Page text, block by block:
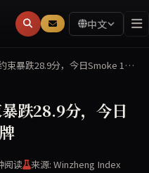
中文
束暴跌28.9分，今日Smoke 1…
跌28.9分，今日
阅读 来源: Winzheng Index